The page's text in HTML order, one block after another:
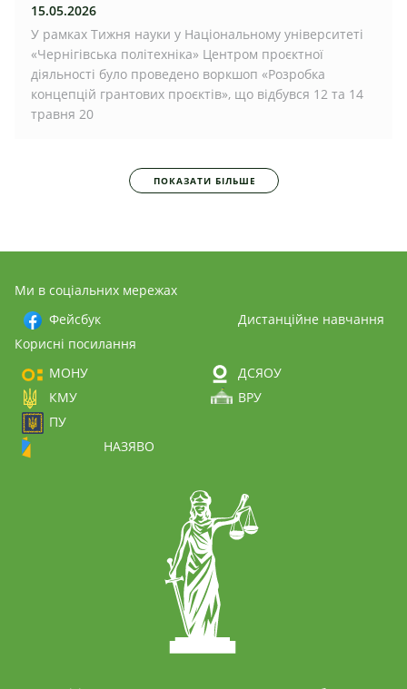
15.05.2026
У рамках Тижня науки у Національному університеті
«Чернігівська політехніка» Центром проєктної
діяльності було проведено воркшоп «Розробка
концепцій грантових проєктів», що відбувся 12 та 14
травня 20
ПОКАЗАТИ БІЛЬШЕ
Ми в соціальних мережах
Фейсбук
Дистанційне навчання
Корисні посилання
МОНУ
ДСЯОУ
КМУ
ВРУ
ПУ
НАЗЯВО